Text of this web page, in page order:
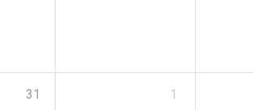
31 1